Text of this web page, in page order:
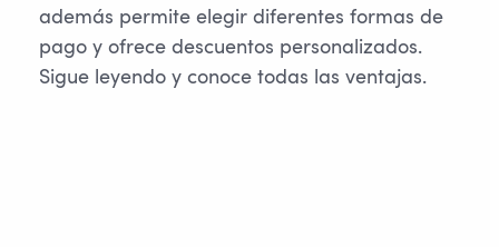
además permite elegir diferentes formas de
pago y ofrece descuentos personalizados.
Sigue leyendo y conoce todas las ventajas.